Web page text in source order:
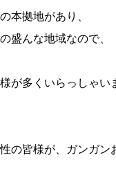
本拠地があり、
盛んな地域なので、
が多くいらっしゃ
の皆様が、ガンガ